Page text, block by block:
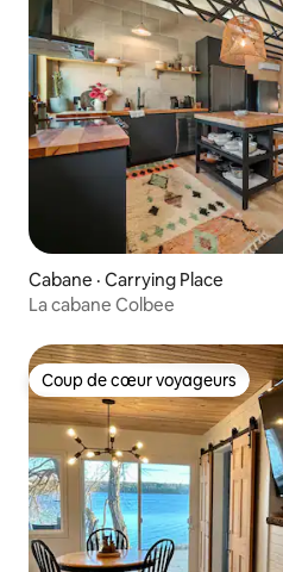
Cabane · Carrying Place
La cabane Colbee
Coup de cœur voyageurs
Coup de cœur voyageurs